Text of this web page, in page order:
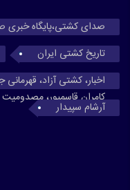
صدای کشتی،پایگاه
تاریخ کشتی ایران
اخبار، کشتی آزاد،
کامران قاسمپور، مصدومیت
آرشام سپیدار